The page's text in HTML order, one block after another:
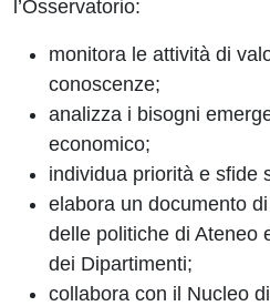
l’Osservatorio:
monitora le attività di
conoscenze;
analizza i bisogni
economico;
individua priorità e sfide
elabora un documento
delle politiche di Ateneo
dei Dipartimenti;
collabora con il Nucleo